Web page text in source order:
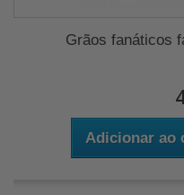
Grãos fanáticos
Adicionar ao